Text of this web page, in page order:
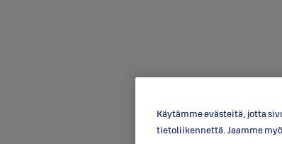
Käytämme evästeitä, jotta
tietoliikennettä. Jaamme